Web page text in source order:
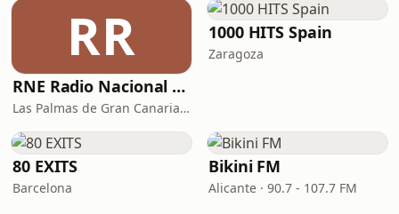
RR
RNE Radio Nacional - Canarias
Las Palmas de Gran Canaria · 92.8 FM
1000 HITS Spain
Zaragoza
80 EXITS
Barcelona
Bikini FM
Alicante · 90.7 - 107.7 FM